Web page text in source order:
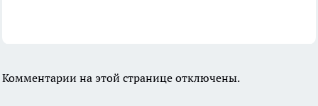
Комментарии на этой странице отключены.